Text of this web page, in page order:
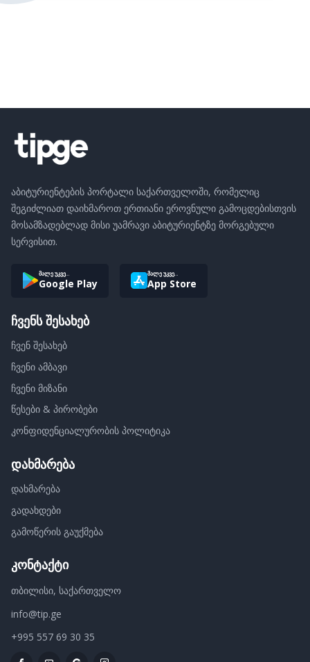
აბიტურიენტების პორტალი საქართველოში, რომელიც
შეგიძლიათ დაიხმაროთ ერთიანი ეროვნული გამოცდებისთვის
მოსამზადებლად მისი უამრავი აბიტურიენტზე მორგებული
სერვისით.
მალე უკვე...
Google Play
მალე უკვე...
App Store
ჩვენს შესახებ
ჩვენ შესახებ
ჩვენი ამბავი
ჩვენი მიზანი
წესები & პირობები
კონფიდენციალურობის პოლიტიკა
დახმარება
დახმარება
გადახდები
გამოწერის გაუქმება
კონტაქტი
თბილისი, საქართველო
info@tip.ge
+995 557 69 30 35